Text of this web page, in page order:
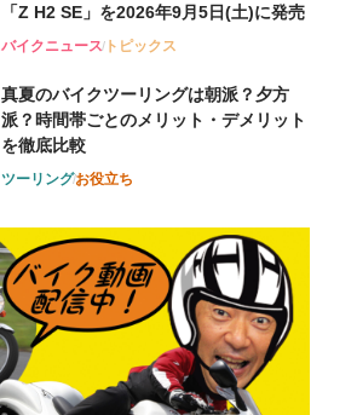
「Z H2 SE」を2026年9月5日(土)に発売
バイクニューストピックス
真夏のバイクツーリングは朝派？夕方
派？時間帯ごとのメリット・デメリット
を徹底比較
ツーリングお役立ち